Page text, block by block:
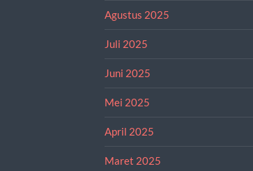
Agustus 2025
Juli 2025
Juni 2025
Mei 2025
April 2025
Maret 2025